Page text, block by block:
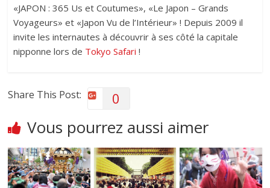
«JAPON : 365 Us et Coutumes», «Le Japon – Grands
Voyageurs» et «Japon Vu de l’Intérieur» ! Depuis 2009 il
invite les internautes à découvrir à ses côté la capitale
nipponne lors de Tokyo Safari !
Share This Post: 0
Vous pourrez aussi aimer